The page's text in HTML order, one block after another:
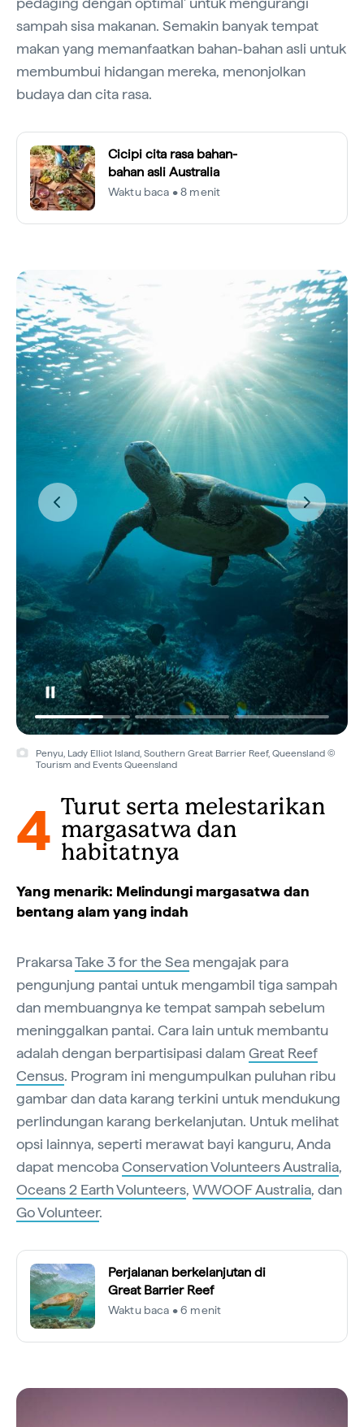
sampah sisa makanan. Semakin banyak tempat
makan yang memanfaatkan bahan-bahan asli untuk
membumbui hidangan mereka, menonjolkan
budaya dan cita rasa.
Cicipi cita rasa bahan-
bahan asli Australia
Waktu baca • 8 menit
Penyu, Lady Elliot Island, Southern Great Barrier Reef, Queensland ©
Tourism and Events Queensland
4 Turut serta melestarikan
margasatwa dan
habitatnya
Yang menarik: Melindungi margasatwa dan
bentang alam yang indah
PrakarsaTake 3 for the Sea mengajak para
pengunjung pantai untuk mengambil tiga sampah
dan membuangnya ke tempat sampah sebelum
meninggalkan pantai. Cara lain untuk membantu
adalah dengan berpartisipasi dalam Great Reef
Census. Program ini mengumpulkan puluhan ribu
gambar dan data karang terkini untuk mendukung
perlindungan karang berkelanjutan. Untuk melihat
opsi lainnya, seperti merawat bayi kanguru, Anda
dapat mencobaConservation Volunteers Australia,
Oceans 2 Earth Volunteers, WWOOF Australia, dan
Go Volunteer.
Perjalanan berkelanjutan di
Great Barrier Reef
Waktu baca • 6 menit